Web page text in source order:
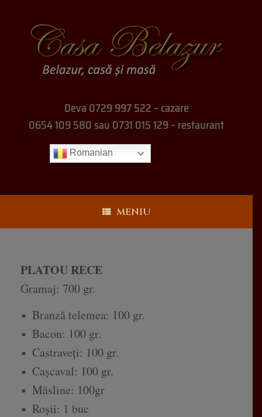
Deva 0729 997 522 – cazare
0654 109 580 sau 0731 015 129 – restaurant
Romanian
MENIU
PLATOU RECE
Gramaj: 700 gr.
Branză telemea: 100 gr.
Bacon: 100 gr.
Castraveți: 100 gr.
Cașcaval: 100 gr.
Măsline: 100gr
Roșii: 1 buc